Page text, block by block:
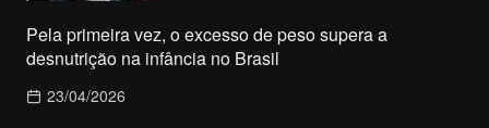
Pela primeira vez, o excesso de peso supera a
desnutrição na infância no Brasil
23/04/2026